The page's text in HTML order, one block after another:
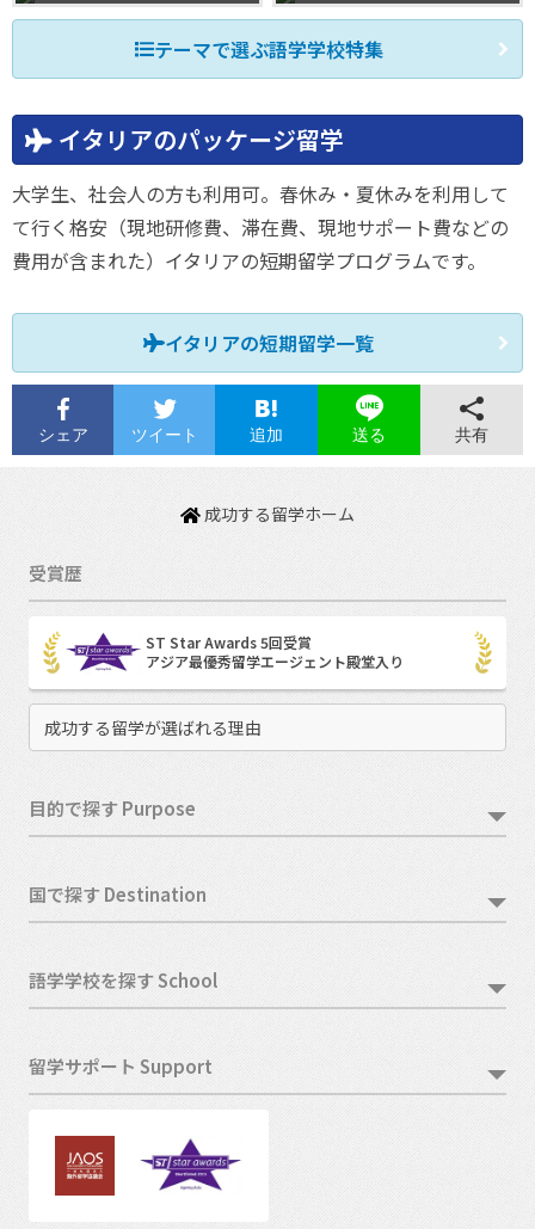
テーマで選ぶ語学学校特集
イタリアのパッケージ留学
大学生、社会人の方も利用可。春休み・夏休みを利用して
て行く格安（現地研修費、滞在費、現地サポート費などの
費用が含まれた）イタリアの短期留学プログラムです。
イタリアの短期留学一覧
シェア ツイート 追加 送る 共有
成功する留学ホーム
受賞歴
ST Star Awards 5回受賞
アジア最優秀留学エージェント殿堂入り
成功する留学が選ばれる理由
目的で探す Purpose
国で探す Destination
語学学校を探す School
留学サポート Support